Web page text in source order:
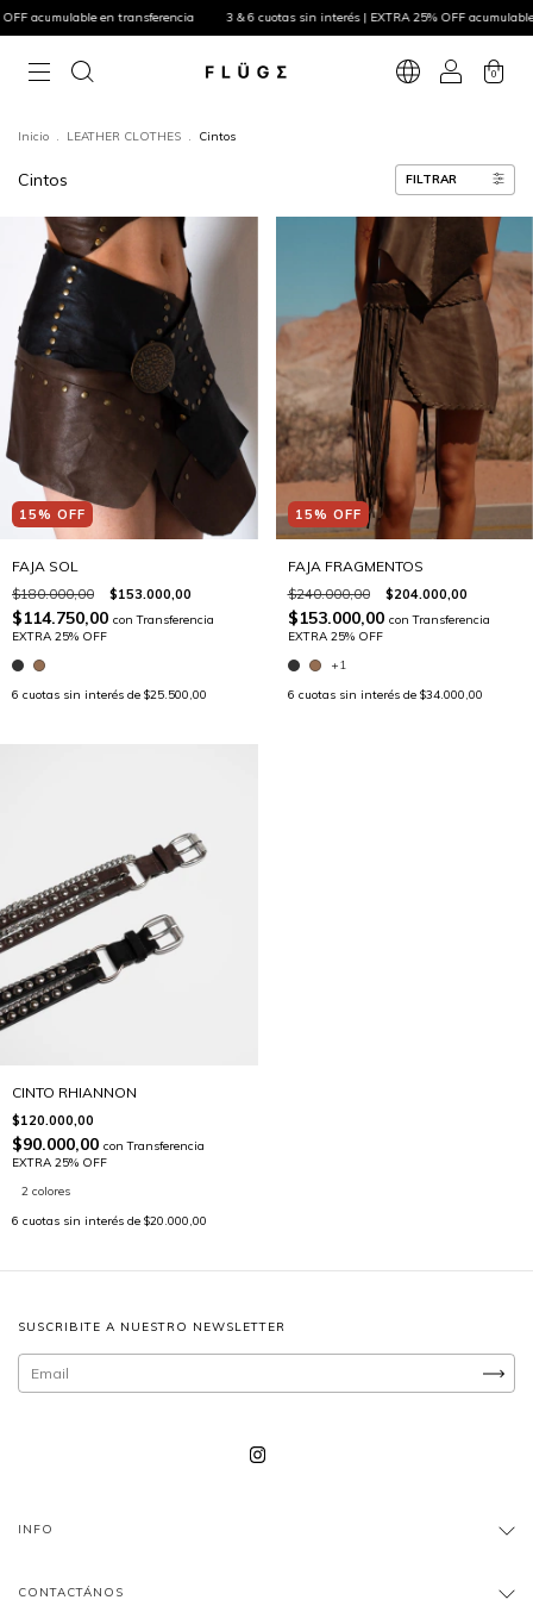
acumulable en transferencia 3 & 6 cuotas sin interés | EXTRA 25% OFF acumulable
0
Inicio . LEATHER CLOTHES . Cintos
Cintos FILTRAR
15% OFF
FAJA SOL
$180.000,00 $153.000,00
$114.750,00 con Transferencia
EXTRA 25% OFF
6 cuotas sin interés de $25.500,00
15% OFF
FAJA FRAGMENTOS
$240.000,00 $204.000,00
$153.000,00 con Transferencia
EXTRA 25% OFF
+1
6 cuotas sin interés de $34.000,00
CINTO RHIANNON
$120.000,00
$90.000,00 con Transferencia
EXTRA 25% OFF
2 colores
6 cuotas sin interés de $20.000,00
SUSCRIBITE A NUESTRO NEWSLETTER
INFO
CONTACTÁNOS